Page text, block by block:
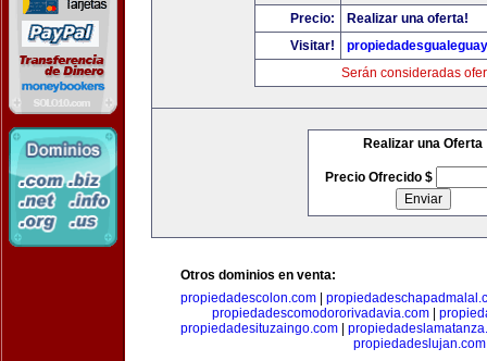
Precio:
Realizar una oferta!
Visitar!
Serán consideradas
Realizar una Oferta
Precio Ofrecido $
Otros dominios en venta:
propiedadescolon.com
propiedadescomodororivadavia.com
propiedadesituzaingo.com
propiedadeslujan.com